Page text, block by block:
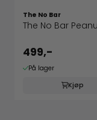
The No Bar
The No Bar
499,-
På lager
Kjøp